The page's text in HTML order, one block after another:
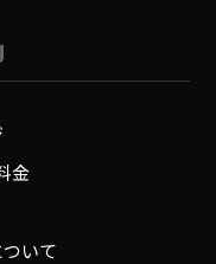
金
いて